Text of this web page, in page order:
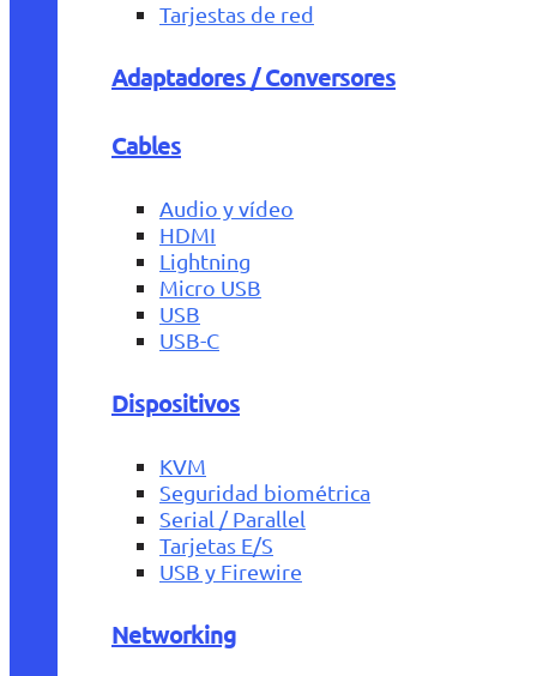
Tarjestas de red
Adaptadores / Conversores
Cables
Audio y vídeo
HDMI
Lightning
Micro USB
USB
USB-C
Dispositivos
KVM
Seguridad biométrica
Serial / Parallel
Tarjetas E/S
USB y Firewire
Networking